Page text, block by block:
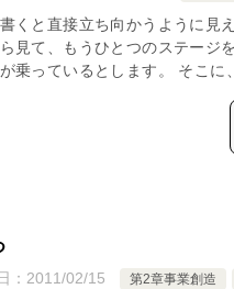
書くと直接立ち向かうように見
見て、もうひとつのステージ
乗っているとします。 そこ
： 2011/02/15 第2章事業創造